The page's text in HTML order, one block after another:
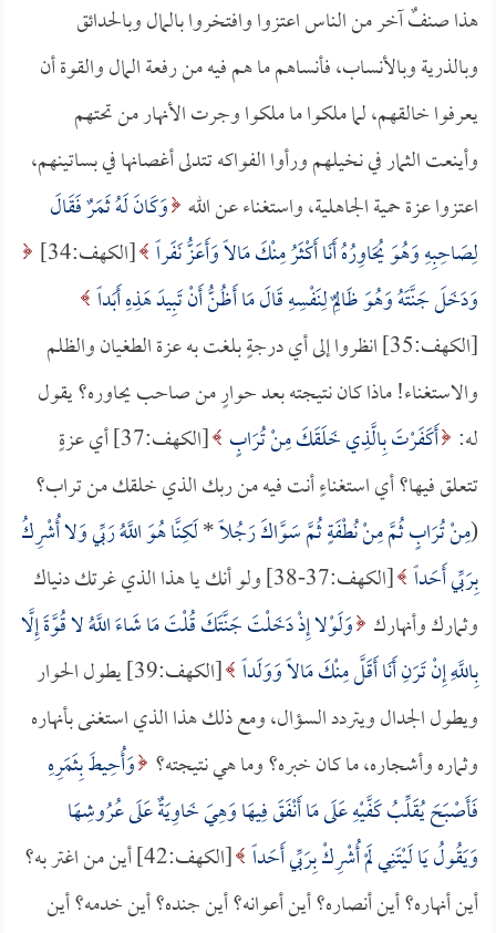
هذا صنفٌ آخر من الناس اعتزوا وافتخروا بالمال وبالحدائق
وبالذرية وبالأنساب، فأنساهم ما هم فيه من رفعة المال والقوة أن
يعرفوا خالقهم، لما ملكوا ما ملكوا وجرت الأنهار من تحتهم
وأينعت الثمار في نخيلهم ورأوا الفواكه تتدلى أغصانها في بساتينهم،
اعتزوا عزة حمية الجاهلية، واستغناء عن الله وَكَانَ لَهُ ثَمَرٌ فَقَالَ
لِصَاحِبِهِ وَهُوَ يُحَاوِرُهُ أَنَا أَكْثَرُ مِنْكَ مَالاً وَأَعَزُّ نَفَراً [الكهف:34]
وَدَخَلَ جَنَّتَهُ وَهُوَ ظَالِمٌ لِنَفْسِهِ قَالَ مَا أَظُنُّ أَنْ تَبِيدَ هَذِهِ أَبَداً
[الكهف:35] انظروا إلى أي درجةٍ بلغت به عزة الطغيان والظلم
والاستغناء! ماذا كان نتيجته بعد حوارٍ من صاحب يحاوره؟ يقول
له: أَكَفَرْتَ بِالَّذِي خَلَقَكَ مِنْ تُرَابٍ
[الكهف:37] أي عزةٍ
تتعلق فيها؟ أي استغناءٍ أنت فيه من ربك الذي خلقك من تراب؟
(مِنْ تُرَابٍ ثُمَّ مِنْ نُطْفَةٍ ثُمَّ سَوَّاكَ رَجُلاً*لَكِنَّا هُوَ اللَّهُ رَبِّي وَلا أُشْرِكُ
بِرَبِّي أَحَداً
[الكهف:37-38] ولو أنك يا هذا الذي غرتك دنياك
وثمارك وأنهارك وَلَوْلا إِذْ دَخَلْتَ جَنَّتَكَ قُلْتَ مَا شَاءَ اللَّهُ لا قُوَّةَ إِلَّا
بِاللَّهِ إِنْ تَرَنِ أَنَا أَقَلَّ مِنْكَ مَالاً وَوَلَداً
[الكهف:39] يطول الحوار
ويطول الجدال ويتردد السؤال، ومع ذلك هذا الذي استغنى بأنهاره
وثماره وأشجاره، ما كان خبره؟ وما هي نتيجته؟ وَأُحِيطَ بِثَمَرِهِ
فَأَصْبَحَ يُقَلِّبُ كَفَّيْهِ عَلَى مَا أَنْفَقَ فِيهَا وَهِيَ خَاوِيَةٌ عَلَى عُرُوشِهَا
وَيَقُولُ يَا لَيْتَنِي لَمْ أُشْرِكْ بِرَبِّي أَحَداً
[الكهف:42] أين من اغتر به؟
أين أنهاره؟ أين أنصاره؟ أين أعوانه؟ أين جنده؟ أين خدمه؟ أين